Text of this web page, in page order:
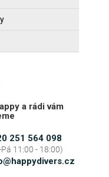
a rádi vám
251 564 098
@ happydivers.cz